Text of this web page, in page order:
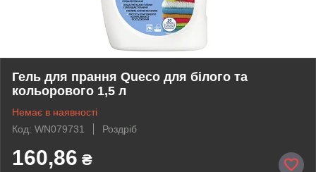
Гель для прання Queco для білого та
кольорового 1,5 л
Немає в наявності
Код: WN079731
Роздріб
160,86 ₴